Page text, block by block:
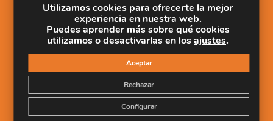
Enumerar, describir y localizar los puntos fuera de
los meridianos.
Identificar y localizar los diferentes puntos
meridianos que se encuentran en nuestro
organismo ya que son con los que se trabaja en
Definir los trastornos que pueden ser tratados
Utilizamos cookies para ofrecerte la mejor
experiencia en nuestra web.
Puedes aprender más sobre qué cookies
utilizamos o desactivarlas en losajustes.
Aceptar
Rechazar
Configurar